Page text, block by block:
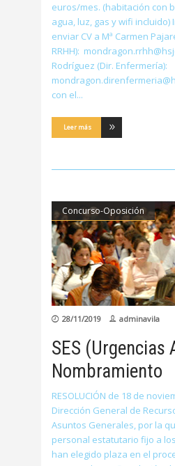
euros/mes. (habitación con
agua, luz, gas y wifi
enviar CV a Mª Carmen
RRHH):
Rodríguez (Dir. Enfermería):
con el
Leer más
Concurso-Oposición
28/11/2019 adminavila
SES (Urgencias
Nombramiento
RESOLUCIÓN de 18 de
Dirección General de
Asuntos Generales, por la
personal estatutario fijo a
han elegido plaza en el